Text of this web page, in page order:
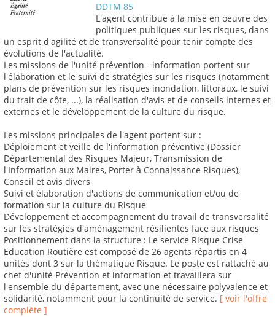
DDTM 85
L'agent contribue à la mise en oeuvre des
politiques publiques sur les risques, dans
un esprit d'agilité et de transversalité pour tenir compte des
évolutions de l'actualité.
Les missions de l'unité prévention - information portent sur
l'élaboration et le suivi de stratégies sur les risques (notamment
plans de prévention sur les risques inondation, littoraux, le suivi
du trait de côte, ...), la réalisation d'avis et de conseils internes et
externes et le développement de la culture du risque.
Les missions principales de l'agent portent sur :
Déploiement et veille de l'information préventive (Dossier
Départemental des Risques Majeur, Transmission de
l'Information aux Maires, Porter à Connaissance Risques),
Conseil et avis divers
Suivi et élaboration d'actions de communication et/ou de
formation sur la culture du Risque
Développement et accompagnement du travail de transversalité
sur les stratégies d'aménagement résilientes face aux risques
Positionnement dans la structure : Le service Risque Crise
Education Routière est composé de 26 agents répartis en 4
unités dont 3 sur la thématique Risque. Le poste est rattaché au
chef d'unité Prévention et information et travaillera sur
l'ensemble du département, avec une nécessaire polyvalence et
solidarité, notamment pour la continuité de service. [ voir l'offre
complète ]